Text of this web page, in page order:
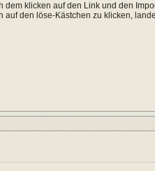
klicken auf den Link und den
den löse-Kästchen zu klicken,